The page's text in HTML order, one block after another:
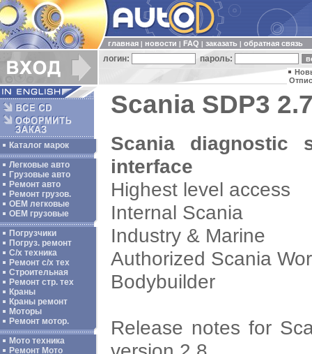
главная новости FAQ заказать обратная связь
логин: пароль:
Каталог марок
Легковые авто
Грузовые авто
Ремонт авто
Ремонт грузов.
ОЕМ легковые
OEM грузовые
Погрузчики
Погруз. ремонт
С/х техника
Ремонт с/х тех
Строительная
Ремонт стр. тех
Краны
Краны ремонт
Моторы
Ремонт мотор.
Мото техника
Ремонт Мото
Scania SDP3
Scania diagnostic
interface
Highest level access
Internal Scania
Industry & Marine
Authorized Scania
Bodybuilder
Release notes for